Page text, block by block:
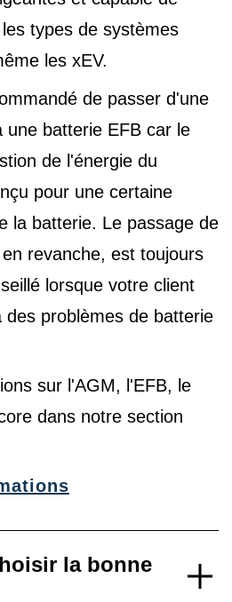
types de systèmes
les xEV.
de passer d'une
une batterie EFB car le
de l'énergie du
pour une certaine
la batterie. Le passage de
revanche, est toujours
lorsque votre client
des problèmes de batterie
sur l'AGM, l'EFB, le
dans notre section
la bonne